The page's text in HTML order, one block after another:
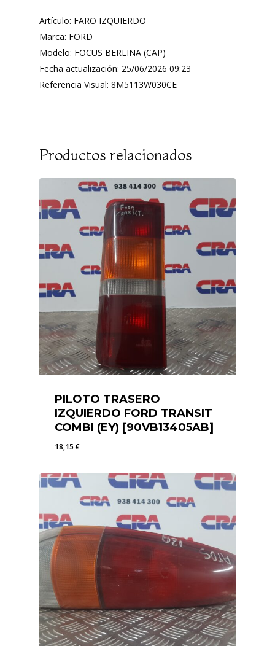
Artículo: FARO IZQUIERDO
Marca: FORD
Modelo: FOCUS BERLINA (CAP)
Fecha actualización: 25/06/2026 09:23
Referencia Visual: 8M5113W030CE
Productos relacionados
PILOTO TRASERO
IZQUIERDO FORD TRANSIT
COMBI (EY) [90VB13405AB]
18,15€